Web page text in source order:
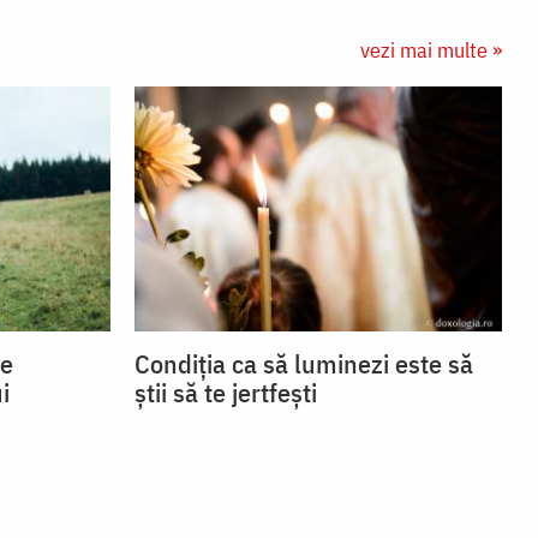
vezi mai multe »
Condiția ca să luminezi este să
știi să te jertfești